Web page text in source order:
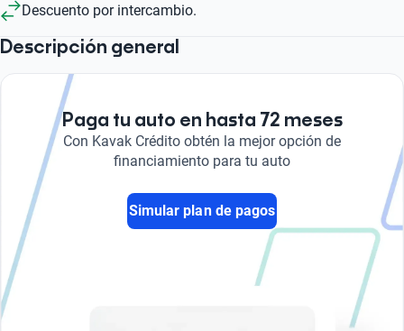
Descuento por intercambio.
Descripción general
Paga tu auto en hasta 72 meses
Con Kavak Crédito obtén la mejor opción de
financiamiento para tu auto
Simular plan de pagos